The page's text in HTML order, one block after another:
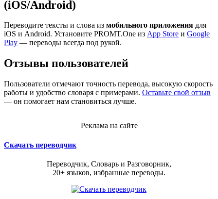
(iOS/Android)
Переводите тексты и слова из мобильного приложения для
iOS и Android. Установите PROMT.One из App Store и Google
Play — переводы всегда под рукой.
Отзывы пользователей
Пользователи отмечают точность перевода, высокую скорость
работы и удобство словаря с примерами. Оставьте свой отзыв
— он помогает нам становиться лучше.
Реклама на сайте
Скачать переводчик
Переводчик, Словарь и Разговорник,
20+ языков, избранные переводы.